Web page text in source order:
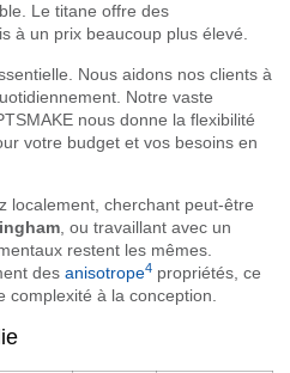
Le titane offre des
à un prix beaucoup plus élevé.
Nous aidons nos clients à
Notre vaste
nous donne la flexibilité
votre budget et vos besoins en
localement, cherchant peut-être
, ou travaillant avec un
restent les mêmes.
des anisotrope4 propriétés, ce
à la conception.